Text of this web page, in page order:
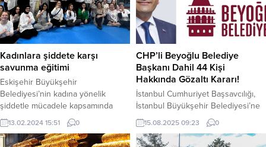
Kadınlara şiddete karşı
savunma eğitimi
Eskişehir Büyükşehir
Belediyesi’nin kadına yönelik
şiddetle mücadele kapsamında
ücretsiz olarak düzenlediği ve
büyük ilgi gören “Kadınlar İçin
Savunma Atölyesi” başarıyla
13.02.2024 15:51 0
CHP’li Beyoğlu Belediye
Başkanı Dahil 44 Kişi
Hakkında Gözaltı Kararı!
İstanbul Cumhuriyet Başsavcılığı,
İstanbul Büyükşehir Belediyesi’ne
(İBB) bağlı şirketlerdeki yolsuzluk
soruşturması kapsamında Beyoğlu
Belediye Başkanı İnan Güney’in de
15.08.2025 09:23 0